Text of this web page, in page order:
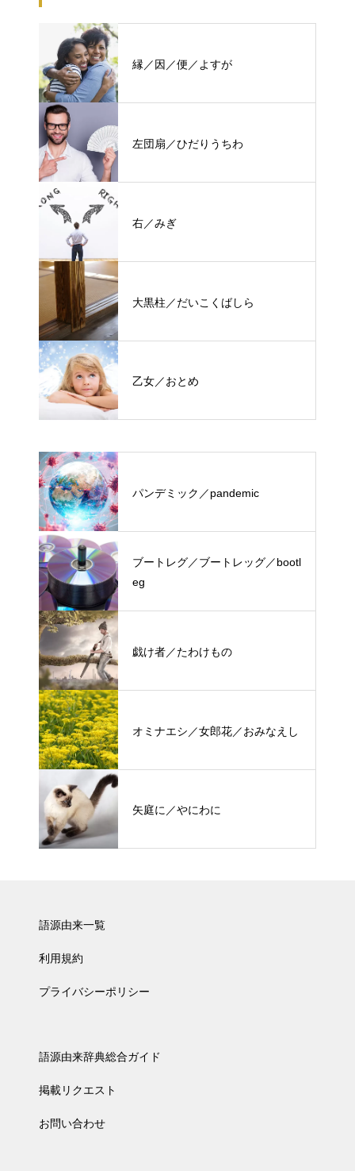
縁／因／便／よすが
左団扇／ひだりうちわ
右／みぎ
大黒柱／だいこくばしら
乙女／おとめ
パンデミック／pandemic
ブートレグ／ブートレッグ／bootl
eg
戯け者／たわけもの
オミナエシ／女郎花／おみなえし
矢庭に／やにわに
語源由来一覧
利用規約
プライバシーポリシー
語源由来辞典総合ガイド
掲載リクエスト
お問い合わせ